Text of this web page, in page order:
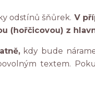
odstínů šňůrek. V
(hořčicovou) z
kdy bude
textem.